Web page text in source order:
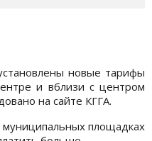
новые тарифы
и вблизи с центром
на сайте КГГА.
муниципальных площадках